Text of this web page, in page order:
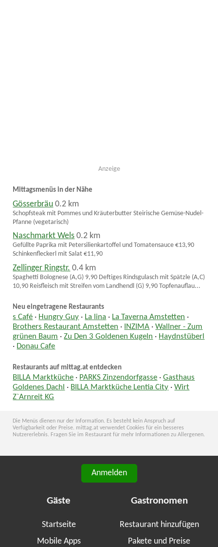
Anzeige
Mittagsmenüs in der Nähe
Gösserbräu 0.2 km
Schopfsteak mit Pommes und Kräuterbutter Steirische Gemüse-Nudel-
Pfanne (vegetarisch)
Naschmarkt Wels 0.2 km
Gefüllte Paprika mit Petersilienkartoffel und Tomatensauce €13,90
Schinkenfleckerl mit Salat €11,90
Zellinger Ringstr. 0.4 km
Spaghetti Bolognese (A,G) 9,90 Deftiges Rindsgulasch mit Spätzle (A,C)
10,90 Reisfleisch mit Streifen vom Landhendl (G) 9,90 Topfenauflau...
Neu eingetragene Restaurants
s Café · Hungry Guy · La lina · La Taverna Amstetten ·
Brothers Restaurant Amstetten · INZIMA ·Wallner - Zum
grünen Baum ·Zu Den 3 Goldenen Kugeln · Haydnstüberl
· Donau Cafe
Restaurants auf mittag.at entdecken
BILLA Marktküche · PARKS Zinzendorfgasse ·Gasthaus
Goldenes Dachl
· BILLA Marktküche Lentia City ·Wirt
Z`Arnreit KG
Die Menüs dienen nur der Information. Es besteht kein Anspruch auf
Verfügbarkeit oder Preise. mittag.at verwendet Cookies für ein besseres
Nutzererlebnis. Fragen Sie im Restaurant für mehr Informationen zu Allergenen.
Anmelden
Gäste
Startseite
Mobile Apps
Gastronomen
Restaurant hinzufügen
Pakete und Preise